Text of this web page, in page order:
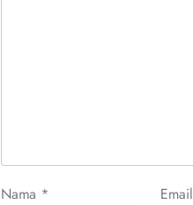
Nama * Email